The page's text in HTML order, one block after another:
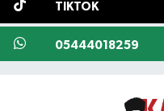
TIKTOK
05444018259